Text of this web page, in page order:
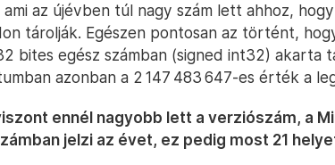
az újévben túl nagy szám lett ahhoz,
tárolják. Egészen pontosan az történt,
bites egész számban (signed int32) akarta
azonban a 2 147 483 647-es érték a
ennél nagyobb lett a verziószám, a
jelzi az évet, ez pedig most 21